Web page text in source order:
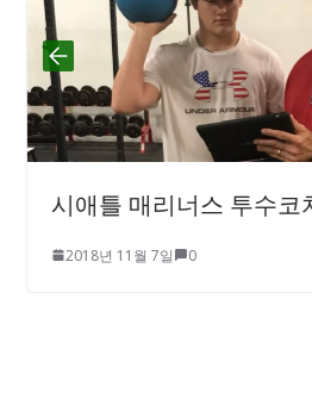
시애틀 매리너스 투수코
2018년 11월 7일 0